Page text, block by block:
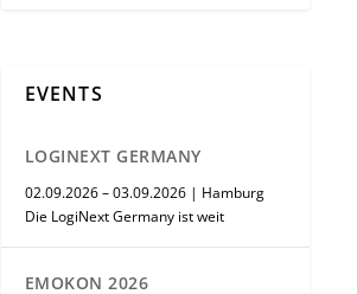
EVENTS
LOGINEXT GERMANY
02.09.2026 – 03.09.2026 | Hamburg
Die LogiNext Germany ist weit
EMOKON 2026